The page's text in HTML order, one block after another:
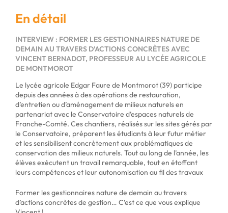
En détail
INTERVIEW : FORMER LES GESTIONNAIRES NATURE DE
DEMAIN AU TRAVERS D’ACTIONS CONCRÈTESAVEC
VINCENT BERNADOT, PROFESSEUR AU LYCÉE AGRICOLE
DE MONTMOROT
Le lycée agricole Edgar Faure de Montmorot (39) participe
depuis des années à des opérations de restauration,
d’entretien ou d’aménagement de milieux naturels en
partenariat avec le Conservatoire d’espaces naturels de
Franche-Comté. Ces chantiers, réalisés sur les sites gérés par
le Conservatoire, préparent les étudiants à leur futur métier
et les sensibilisent concrètement aux problématiques de
conservation des milieux naturels. Tout au long de l’année, les
élèves exécutent un travail remarquable, tout en étoffant
leurs compétences et leur autonomisation au fil des travaux
Former les gestionnaires nature de demain au travers
d’actions concrètes de gestion… C’est ce que vous explique